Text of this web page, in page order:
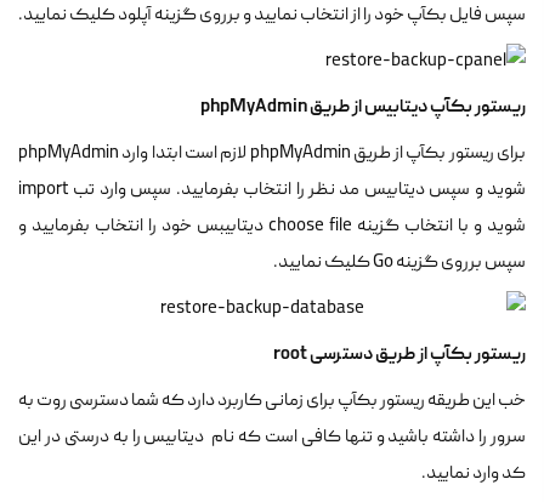
سپس فایل بکآپ خود را از انتخاب نمایید و برروی گزینه آپلود کلیک نمایید.
ریستور بکآپ دیتابیس از طریق phpMyAdmin
برای ریستور بکآپ از طریق phpMyAdmin لازم است ابتدا وارد phpMyAdmin
شوید و سپس دیتابیس مد نظر را انتخاب بفرمایید. سپس وارد تب import
شوید و با انتخاب گزینه choose file دیتابیبس خود را انتخاب بفرمایید و
سپس برروی گزینه Go کلیک نمایید.
ریستور بکآپ از طریق دسترسی root
خب این طریقه ریستور بکآپ برای زمانی کاربرد دارد که شما دسترسی روت به
سرور را داشته باشید و تنها کافی است که نام دیتابیس را به درستی در این
کد وارد نمایید.